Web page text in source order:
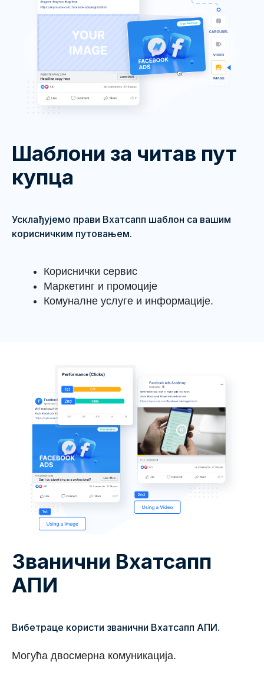
Шаблони за читав пут
купца
Усклађујемо прави Вхатсапп шаблон са вашим
корисничким путовањем.
Кориснички сервис
Маркетинг и промоције
Комуналне услуге и информације.
Званични Вхатсапп
АПИ
Вибетраце користи званични Вхатсапп АПИ.
Могућа двосмерна комуникација.